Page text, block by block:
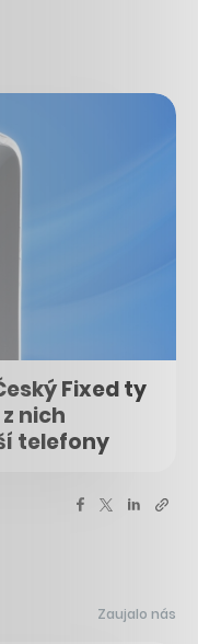
Fixed ty
nich
telefony
Zaujalo nás